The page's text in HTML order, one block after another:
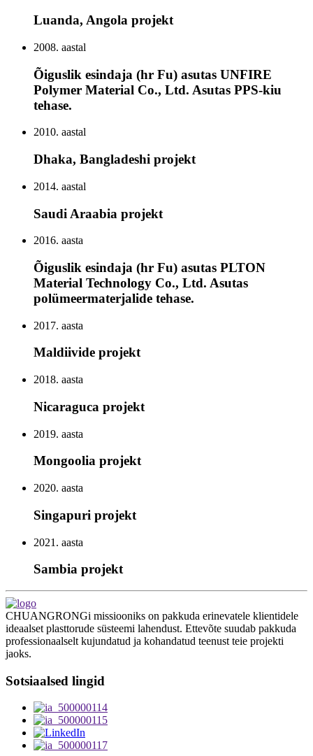
Luanda, Angola projekt
2008. aastal
Õiguslik esindaja (hr Fu) asutas UNFIRE
Polymer Material Co., Ltd. Asutas PPS-kiu
tehase.
2010. aastal
Dhaka, Bangladeshi projekt
2014. aastal
Saudi Araabia projekt
2016. aasta
Õiguslik esindaja (hr Fu) asutas PLTON
Material Technology Co., Ltd. Asutas
polümeermaterjalide tehase.
2017. aasta
Maldiivide projekt
2018. aasta
Nicaraguca projekt
2019. aasta
Mongoolia projekt
2020. aasta
Singapuri projekt
2021. aasta
Sambia projekt
CHUANGRONGi missiooniks on pakkuda erinevatele klientidele
ideaalset plasttorude süsteemi lahendust. Ettevõte suudab pakkuda
professionaalselt kujundatud ja kohandatud teenust teie projekti
jaoks.
Sotsiaalsed lingid